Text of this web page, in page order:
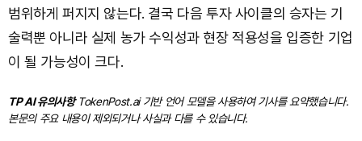
범위하게 퍼지지 않는다. 결국 다음 투자 사이클의 승자는 기
술력뿐 아니라 실제 농가 수익성과 현장 적용성을 입증한 기업
이 될 가능성이 크다.
TP AI 유의사항TokenPost.ai 기반 언어 모델을 사용하여 기사를 요약했습니다.
본문의 주요 내용이 제외되거나 사실과 다를 수 있습니다.